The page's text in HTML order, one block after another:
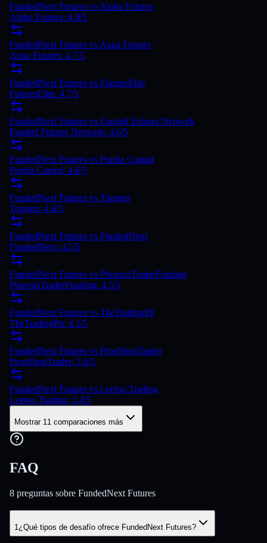
FundedNext Futures vs Alpha Futures
Alpha Futures: 4.8/5
FundedNext Futures vs Aqua Futures
Aqua Futures: 4.7/5
FundedNext Futures vs FuturesElite
FuturesElite: 4.7/5
FundedNext Futures vs Funded Futures Network
Funded Futures Network: 4.6/5
FundedNext Futures vs Purdia Capital
Purdia Capital: 4.6/5
FundedNext Futures vs Topstep
Topstep: 4.6/5
FundedNext Futures vs FundedNext
FundedNext: 4.5/5
FundedNext Futures vs PhoenixTraderFunding
PhoenixTraderFunding: 4.5/5
FundedNext Futures vs TheTradingPit
TheTradingPit: 4.1/5
FundedNext Futures vs PropShopTrader
PropShopTrader: 3.6/5
FundedNext Futures vs Leeloo Trading
Leeloo Trading: 3.4/5
Mostrar 11 comparaciones más
FAQ
8 preguntas sobre FundedNext Futures
1 ¿Qué tipos de desafío ofrece FundedNext Futures?